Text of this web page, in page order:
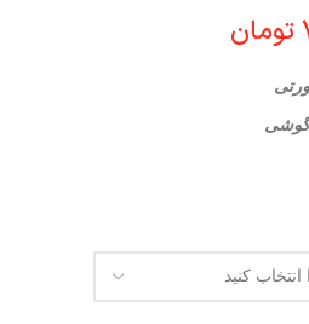
تومان
گوشی